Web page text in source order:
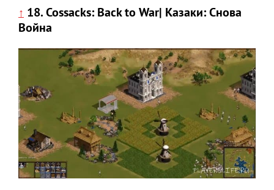
↑ 18. Cossacks: Back to War| Казаки: Снова
Война